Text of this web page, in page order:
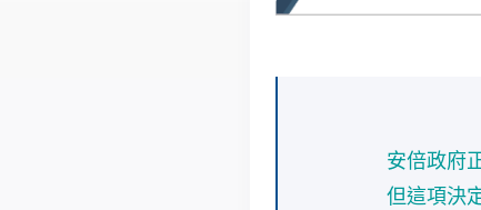
安倍政府
但這項決